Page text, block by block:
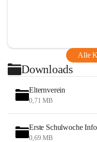
Alle
Downloads
Elternverein
0,71 MB
Erste Schulwoche
0,69 MB